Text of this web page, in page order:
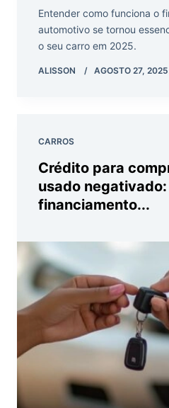
Entender como funciona o
automotivo se tornou
o seu carro em 2025.
ALISSON AGOSTO 27, 2025
CARROS
Crédito para
usado
financiamento...